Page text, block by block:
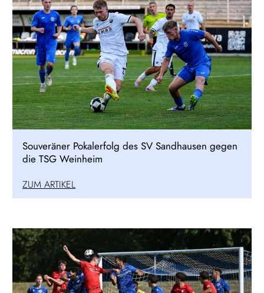
Souveräner Pokalerfolg des SV Sandhausen gegen
die TSG Weinheim
ZUM ARTIKEL